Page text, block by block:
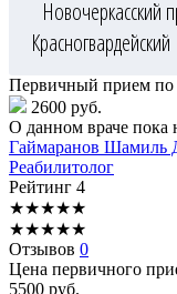
Новочеркасский
Красногвардейский
Первичный прием по
2600 руб.
О данном враче пока
Гаймаранов Шамиль
Реабилитолог
Рейтинг 4
★★★★★
★★★★★
Отзывов 0
Цена первичного
5500 руб.